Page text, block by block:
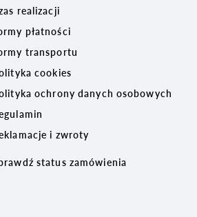
realizacji
płatności
transportu
cookies
ochrony danych osobowych
i zwroty
status zamówienia